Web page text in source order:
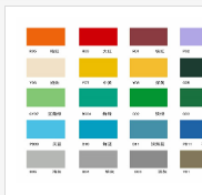
环氧地坪漆
环氧地坪
立即询问